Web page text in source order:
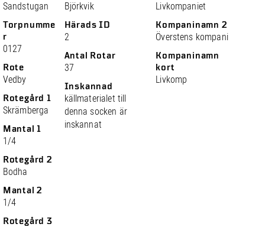
Sandstugan
Torpnumme
r
0127
Rote
Vedby
Rotegård 1
Skrämberga
Mantal 1
1/4
Rotegård 2
Bodha
Mantal 2
1/4
Rotegård 3
Björkvik
Härads ID
2
Antal Rotar
37
Inskannad
källmaterialet till
denna socken är
inskannat
Livkompaniet
Kompaninamn 2
Överstens kompani
Kompaninamn
kort
Livkomp